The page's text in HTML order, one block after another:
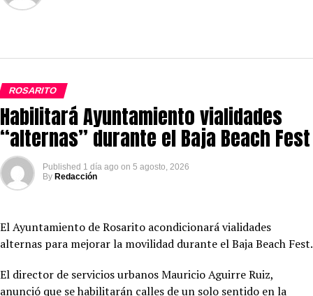
ROSARITO
Habilitará Ayuntamiento vialidades
“alternas” durante el Baja Beach Fest
Published 1 día ago on 5 agosto, 2026
By Redacción
El Ayuntamiento de Rosarito acondicionará vialidades
alternas para mejorar la movilidad durante el Baja Beach Fest.
El director de servicios urbanos Mauricio Aguirre Ruiz,
anunció que se habilitarán calles de un solo sentido en la